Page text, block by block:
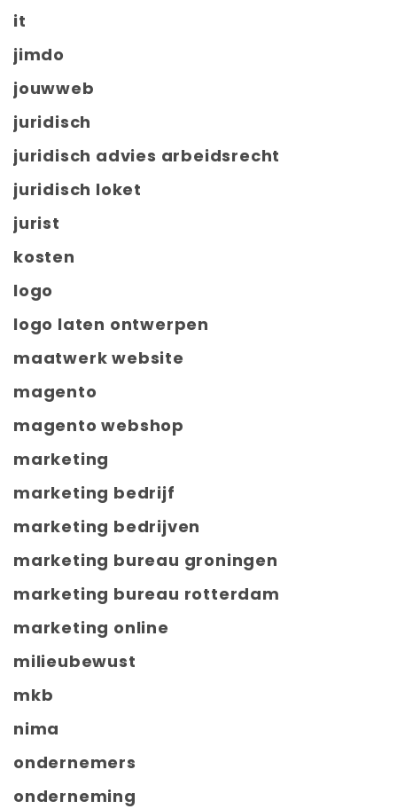
it
jimdo
jouwweb
juridisch
juridisch advies arbeidsrecht
juridisch loket
jurist
kosten
logo
logo laten ontwerpen
maatwerk website
magento
magento webshop
marketing
marketing bedrijf
marketing bedrijven
marketing bureau groningen
marketing bureau rotterdam
marketing online
milieubewust
mkb
nima
ondernemers
onderneming